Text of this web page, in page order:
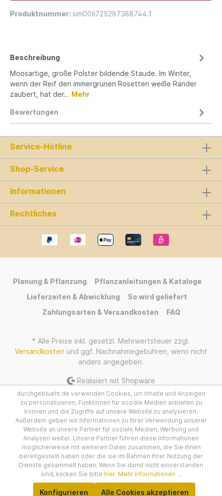
Produktnummer: sim006725287388744.1
Beschreibung
Moosartige, große Polster bildende Staude. Im Winter,
wenn der Reif den immergrünen Rosetten weiße Ränder
zaubert, hat der… Mehr
Bewertungen
Service-Hotline
Shop-Service
Informationen
Rechtliches
Planung & Pflanzung
Pflanzanleitungen & Kataloge
Lieferzeiten & Abwicklung
So wird geliefert
Zahlungsarten & Versandkosten
FAQ
* Alle Preise inkl. gesetzl. Mehrwertsteuer zzgl.
Versandkosten und ggf. Nachnahmegebühren, wenn nicht
anders angegeben.
Realisiert mit Shopware
durchgeblueht.de verwenden Cookies, um Inhalte und Anzeigen
zu personalisieren, Funktionen für soziale Medien anbieten zu
können und die Zugriffe auf unsere Website zu analysieren.
Außerdem geben wir Informationen zu Ihrer Verwendung unserer
Website an unsere Partner für soziale Medien, Werbung und
Analysen weiter. Unsere Partner führen diese Informationen
möglicherweise mit weiteren Daten zusammen, die Sie ihnen
bereitgestellt haben oder die sie im Rahmen Ihrer Nutzung der
Dienste gesammelt haben. Wenn Sie damit nicht einverstanden
sind, klicken Sie bitte hier. Mehr Informationen ...
Konfigurieren Alle Cookies akzeptieren